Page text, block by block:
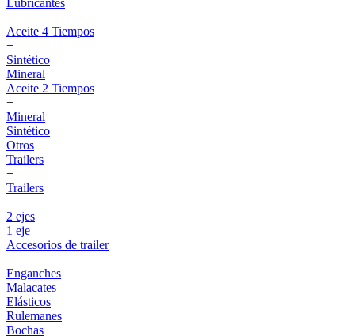
Lubricantes
+
Aceite 4 Tiempos
+
Sintético
Mineral
Aceite 2 Tiempos
+
Mineral
Sintético
Otros
Trailers
+
Trailers
+
2 ejes
1 eje
Accesorios de trailer
+
Enganches
Malacates
Elásticos
Rulemanes
Bochas